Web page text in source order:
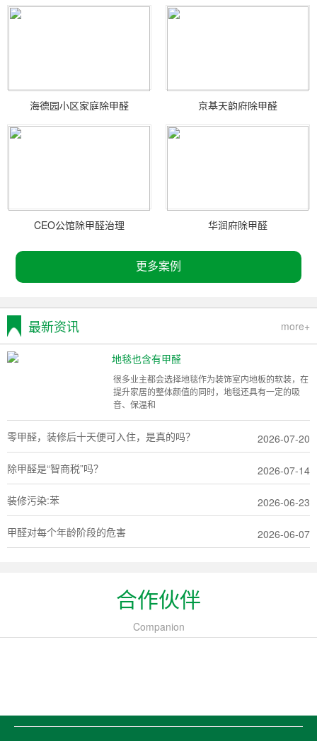
海德园小区家庭除甲醛 京基天韵府除甲醛
CEO公馆除甲醛治理 华润府除甲醛
更多案例
最新资讯 more+
地毯也含有甲醛
很多业主都会选择地毯作为装饰室内地板的软装，在
提升家居的整体颜值的同时，地毯还具有一定的吸
音、保温和
零甲醛，装修后十天便可入住，是真的吗？ 2026-07-20
除甲醛是“智商税”吗？ 2026-07-14
装修污染:苯 2026-06-23
甲醛对每个年龄阶段的危害 2026-06-07
合作伙伴
Companion